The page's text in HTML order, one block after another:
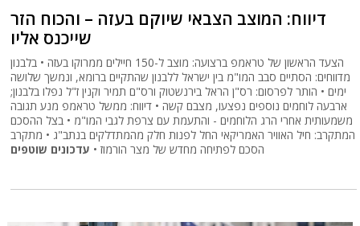
דיווח: המוצב הצבאי שיוקם בעזה – והכוח הזר
שייכנס אליו
הצעד הראשון של טראמפ ברצועה: מוצב ל-150 חיילים ממרוקו בעזה • בלבנון
מדווחים: הסתיים סבב המו"מ בין ישראל ללבנון שהתקיים ברומא, ונמשך שלושה
ימים • הותר לפרסום: רס"ן הראל בירנשטוק ורס"ם תמיר וקנין ז"ל נפלו בלבנון;
ארבעה לוחמים נוספים נפצעו, מצבם קשה • דיווח: ממשל טראמפ מנע תגובה
משמעותית אחרי הרג הלוחמים - והתעמת עם צרפת לגבי המו"מ • בצל ההסכם
המתקרב: חיל האוויר האמריקאי החל לפנות חלק מהמתדלקים בנתב"ג • מתקרב
הסכם לפתיחה מחדש של מצר הורמוז • עדכונים שוטפים